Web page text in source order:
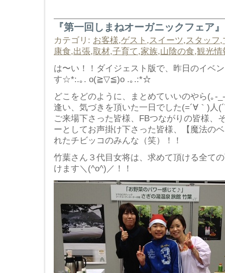
『第一回しまねオーガニックフェア』
カテゴリ: お客様,ゲスト ,スイーツ,スタッフ,
康食,出張,取材,子育て,家族,山陰の食,観光情
は〜い！！ダイジェスト版で、昨日のイベ
す☆*:.｡. o(≧▽≦)o .｡.:*☆
どこをどのように、まとめていいのやら(｡-
逢い、気づきを頂いた一日でした(=´∀｀)人
ご来場下さった皆様、FBつながりの皆様、
ーとしてお声掛け下さった皆様、【魔法の
れたチビッコのみんな（笑）！！
竹葉さん３代目女将は、求めて頂ける全て
けます＼(^o^)／！！